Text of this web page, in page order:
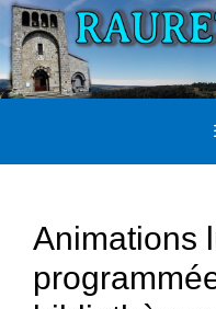
Aller
au
contenu
Animations